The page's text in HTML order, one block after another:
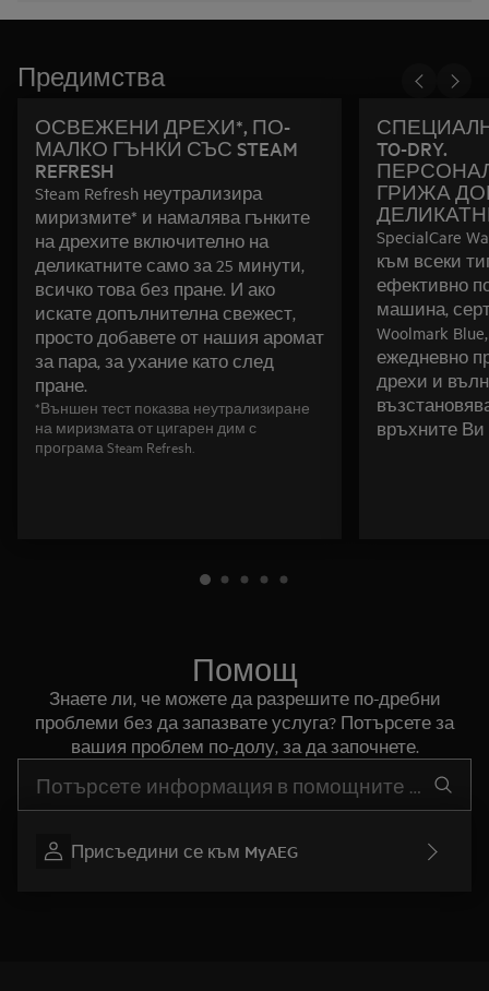
Предимства
ОСВЕЖЕНИ ДРЕХИ*, ПО-
МАЛКО ГЪНКИ СЪС STEAM
REFRESH
Steam Refresh неутрализира
миризмите* и намалява гънките
на дрехите включително на
деликатните само за 25 минути,
всичко това без пране. И ако
искате допълнителна свежест,
просто добавете от нашия аромат
за пара, за ухание като след
пране.
*Външен тест показва неутрализиране
на миризмата от цигарен дим с
програма Steam Refresh.
TO-DRY.
ГРИЖА
SpecialCare
към всеки
ефективно
машина,
Woolmark
ежедневно
дрехи и
връхните Ви
Помощ
Знаете ли, че можете да разрешите по-дребни
проблеми без да запазвате услуга? Потърсете за
вашия проблем по-долу, за да започнете.
Присъедини се към MyAEG